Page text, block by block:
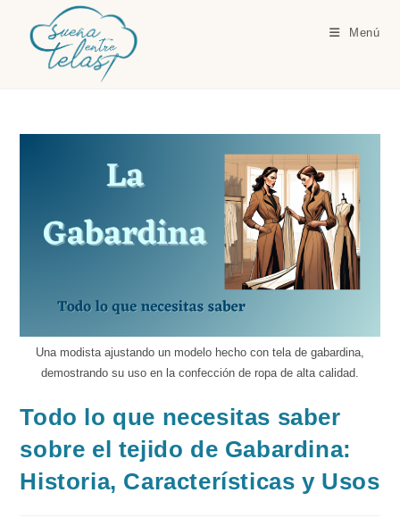
contenido
Menú
Una modista ajustando un modelo hecho con tela de gabardina,
demostrando su uso en la confección de ropa de alta calidad.
Todo lo que necesitas saber
sobre el tejido de Gabardina:
Historia, Características y Usos